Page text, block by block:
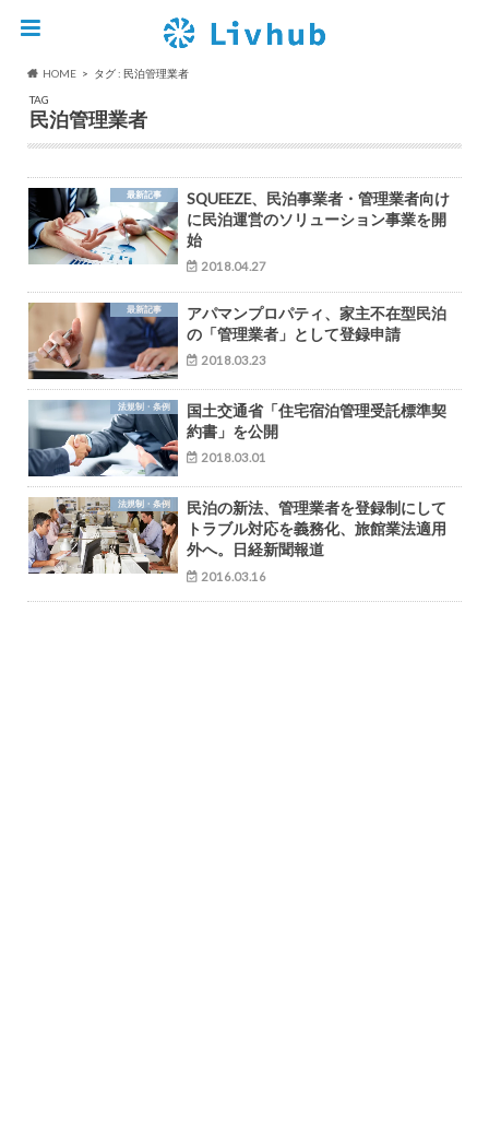
HOME
タグ : 民泊管理業者
TAG
民泊管理業者
最新記事
SQUEEZE、民泊事業者・管理業者向け
に民泊運営のソリューション事業を開
始
2018.04.27
最新記事
アパマンプロパティ、家主不在型民泊
の「管理業者」として登録申請
2018.03.23
法規制・条例
国土交通省「住宅宿泊管理受託標準契
約書」を公開
2018.03.01
法規制・条例
民泊の新法、管理業者を登録制にして
トラブル対応を義務化、旅館業法適用
外へ。日経新聞報道
2016.03.16